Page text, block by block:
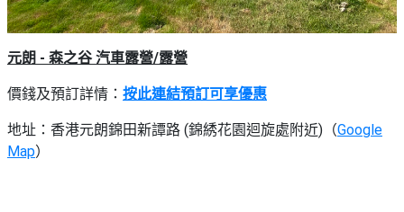
元朗 - 森之谷 汽車露營/露營
價錢及預訂詳情： 按此連結預訂可享優惠
地址：香港元朗錦田新譚路 (錦綉花園迴旋處附近)（Google
Map）